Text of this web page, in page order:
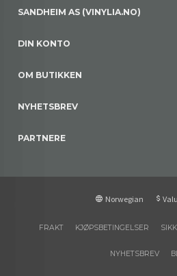
SANDHEIM AS (VINYLIA.NO)
DIN KONTO
OM BUTIKKEN
NYHETSBREV
PARTNERE
Norwegian
FRAKT KJØPSBETINGELSER
NYHETSBREV